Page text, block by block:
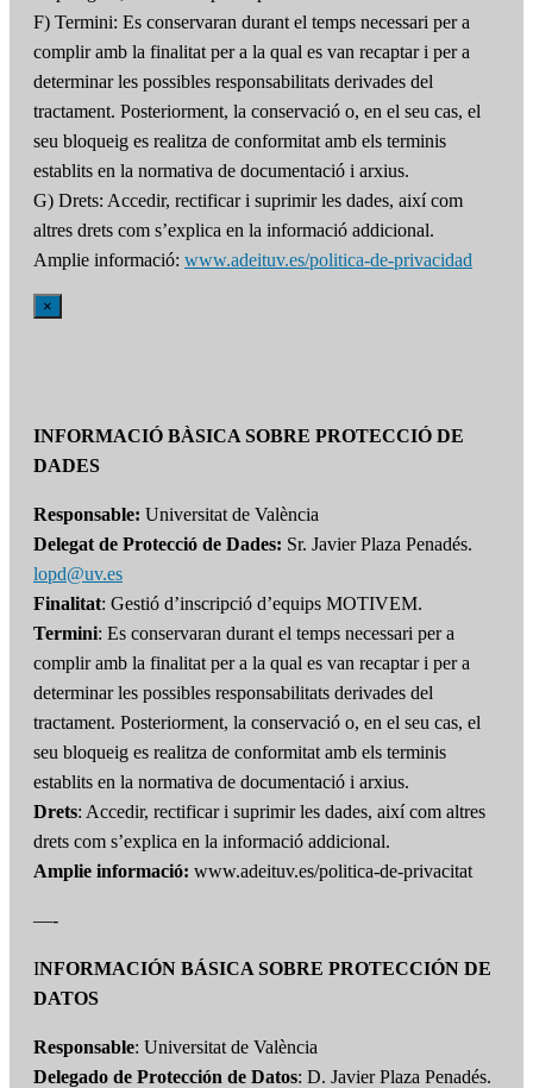
F) Termini: Es conservaran durant el temps necessari per a
complir amb la finalitat per a la qual es van recaptar i per a
determinar les possibles responsabilitats derivades del
tractament. Posteriorment, la conservació o, en el seu cas, el
seu bloqueig es realitza de conformitat amb els terminis
establits en la normativa de documentació i arxius.
G) Drets: Accedir, rectificar i suprimir les dades, així com
altres drets com s’explica en la informació addicional.
Amplie informació: www.adeituv.es/politica-de-privacidad
×
INFORMACIÓ BÀSICA SOBRE PROTECCIÓ DE
DADES
Responsable: Universitat de València
Delegat de Protecció de Dades: Sr. Javier Plaza Penadés.
lopd@uv.es
Finalitat: Gestió d’inscripció d’equips MOTIVEM.
Termini: Es conservaran durant el temps necessari per a
complir amb la finalitat per a la qual es van recaptar i per a
determinar les possibles responsabilitats derivades del
tractament. Posteriorment, la conservació o, en el seu cas, el
seu bloqueig es realitza de conformitat amb els terminis
establits en la normativa de documentació i arxius.
Drets: Accedir, rectificar i suprimir les dades, així com altres
drets com s’explica en la informació addicional.
Amplie informació: www.adeituv.es/politica-de-privacitat
—-
INFORMACIÓN BÁSICA SOBRE PROTECCIÓN DE
DATOS
Responsable: Universitat de València
Delegado de Protección de Datos: D. Javier Plaza Penadés.